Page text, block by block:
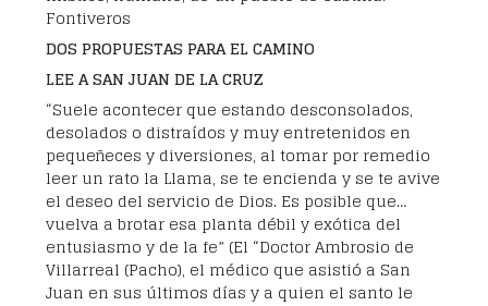
Fontiveros
DOS PROPUESTAS PARA EL CAMINO
LEE A SAN JUAN DE LA CRUZ
“Suele acontecer que estando desconsolados,
desolados o distraídos y muy entretenidos en
pequeñeces y diversiones, al tomar por remedio
leer un rato la Llama, se te encienda y se te avive
el deseo del servicio de Dios. Es posible que…
vuelva a brotar esa planta débil y exótica del
entusiasmo y de la fe” (El “Doctor Ambrosio de
Villarreal (Pacho), el médico que asistió a San
Juan en sus últimos días y a quien el santo le